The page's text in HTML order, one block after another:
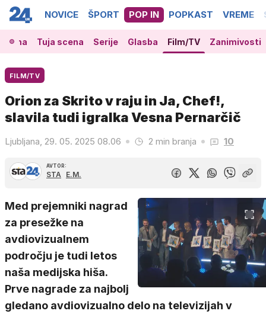
NOVICE ŠPORT POP IN POPKAST VREME
Tuja scena Serije Glasba Film/TV Zanimivosti
FILM/TV
Orion za Skrito v raju in Ja, Chef!,
slavila tudi igralka Vesna Pernarčič
Ljubljana, 29. 05. 2025 08.06 2 min branja 10
AVTOR:
STA E.M.
Med prejemniki nagrad
za presežke na
avdiovizualnem
področju je tudi letos
naša medijska hiša.
Prve nagrade za najbolj
gledano avdiovizualno delo na televizijah v